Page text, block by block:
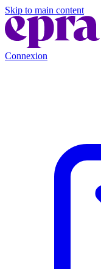
Skip to main content
Connexion